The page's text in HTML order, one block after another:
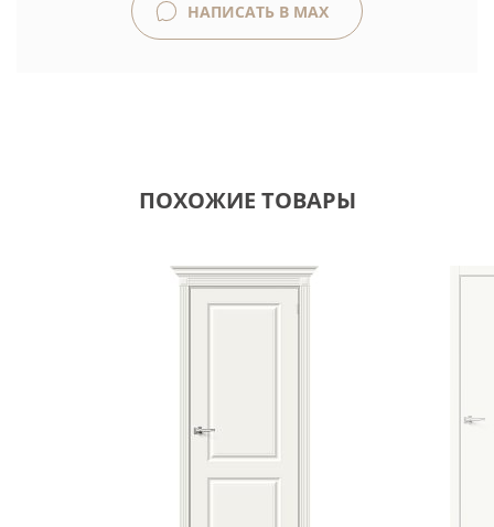
НАПИСАТЬ В MAX
ПОХОЖИЕ ТОВАРЫ